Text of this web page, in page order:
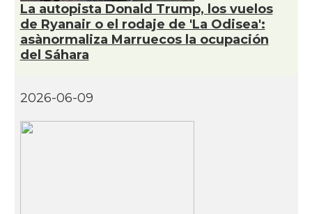
La autopista Donald Trump, los vuelos
de Ryanair o el rodaje de 'La Odisea':
asànormaliza Marruecos la ocupación
del Sáhara
2026-06-09